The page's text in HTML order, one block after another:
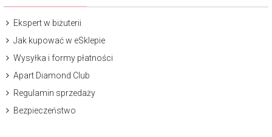
Ekspert w biżuterii
Jak kupować w eSklepie
Wysyłka i formy płatności
Apart Diamond Club
Regulamin sprzedaży
Bezpieczeństwo